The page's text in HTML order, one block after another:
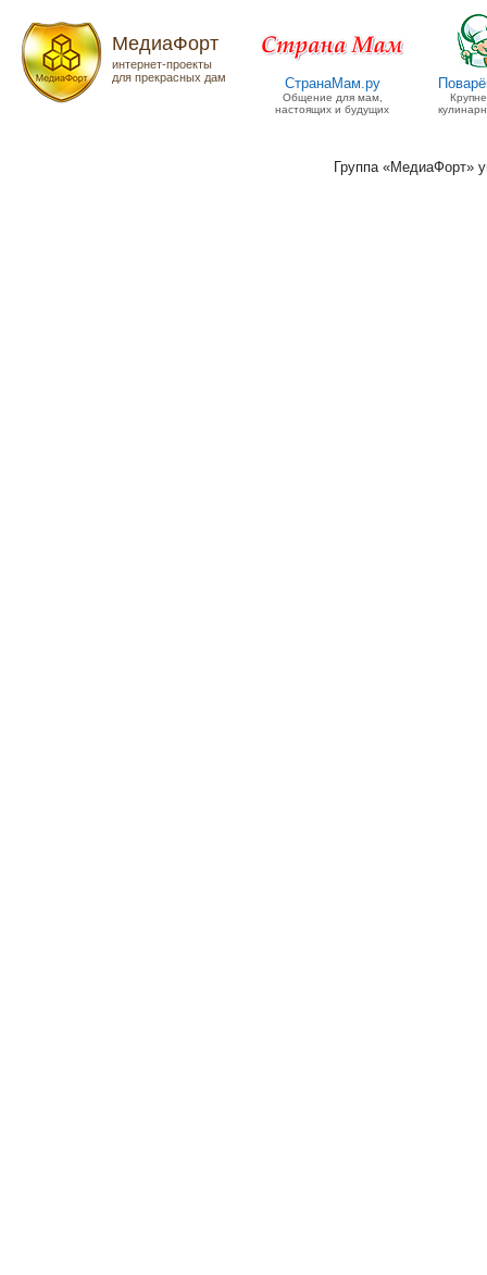
МедиаФорт
интернет-проекты
для прекрасных дам
СтранаМам.ру
Общение для мам,
настоящих и будущих
Группа «МедиаФорт»